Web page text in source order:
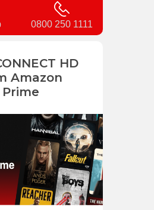
0800 250 1111
HD
Amazon
Prime